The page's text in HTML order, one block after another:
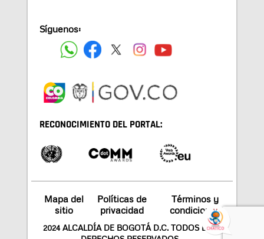
Síguenos:
RECONOCIMIENTO DEL PORTAL:
Mapa del
sitio
Políticas de
privacidad
Términos y
condiciones
2024 ALCALDÍA DE BOGOTÁ D.C. TODOS LOS